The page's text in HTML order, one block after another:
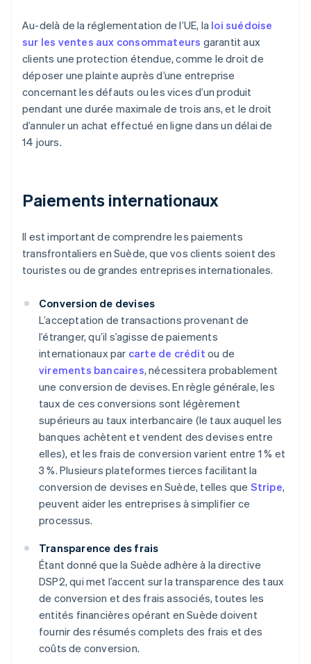
Au-delà de la réglementation de l’UE, la loi suédoise
sur les ventes aux consommateurs garantit aux
clients une protection étendue, comme le droit de
déposer une plainte auprès d’une entreprise
concernant les défauts ou les vices d’un produit
pendant une durée maximale de trois ans, et le droit
d’annuler un achat effectué en ligne dans un délai de
14 jours.
Paiements internationaux
Il est important de comprendre les paiements
transfrontaliers en Suède, que vos clients soient des
touristes ou de grandes entreprises internationales.
Conversion de devises
L’acceptation de transactions provenant de
l’étranger, qu’il s’agisse de paiements
internationaux par carte de crédit ou de
virements bancaires, nécessitera probablement
une conversion de devises. En règle générale, les
taux de ces conversions sont légèrement
supérieurs au taux interbancaire (le taux auquel les
banques achètent et vendent des devises entre
elles), et les frais de conversion varient entre 1 % et
3 %. Plusieurs plateformes tierces facilitant la
conversion de devises en Suède, telles que Stripe,
peuvent aider les entreprises à simplifier ce
processus.
Transparence des frais
Étant donné que la Suède adhère à la directive
DSP2, qui met l’accent sur la transparence des taux
de conversion et des frais associés, toutes les
entités financières opérant en Suède doivent
fournir des résumés complets des frais et des
coûts de conversion.